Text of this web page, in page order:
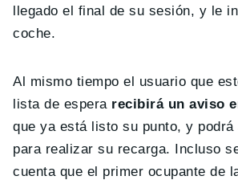
llegado el final de su sesión, y le
coche.
Al mismo tiempo el usuario que
lista de espera recibirá un aviso
que ya está listo su punto, y
para realizar su recarga. Incluso
cuenta que el primer ocupante de